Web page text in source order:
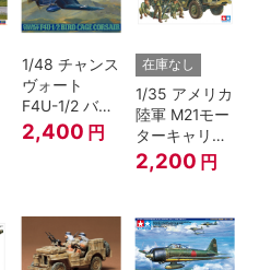
1/48 チャンス
ヴォート
F4U-1/2 バー
ドケージ コル
セア
2,400 円
在庫なし
1/35 アメリカ
陸軍 M21モー
ターキャリヤ
ー
2,200 円